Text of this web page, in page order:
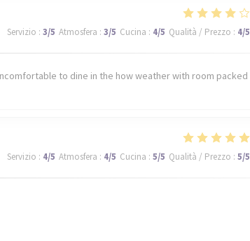
Servizio : 3/5 Atmosfera : 3/5 Cucina : 4/5 Qualità / Prezzo : 4/5
to dine in the how weather with room packed
Servizio : 4/5 Atmosfera : 4/5 Cucina : 5/5 Qualità / Prezzo : 5/5